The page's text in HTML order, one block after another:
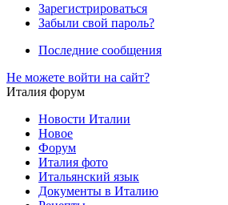
Зарегистрироваться
Забыли свой пароль?
Последние сообщения
Не можете войти на сайт?
Италия форум
Новости Италии
Новое
Форум
Италия фото
Итальянский язык
Документы в Италию